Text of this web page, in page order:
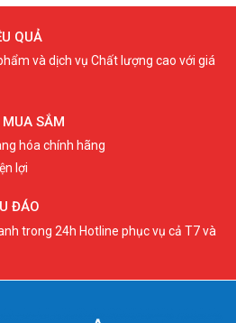
QUẢ
và dịch vụ Chất lượng cao với giá
SẮM
hóa chính hãng
lợi
ĐÁO
trong 24h Hotline phục vụ cả T7 và